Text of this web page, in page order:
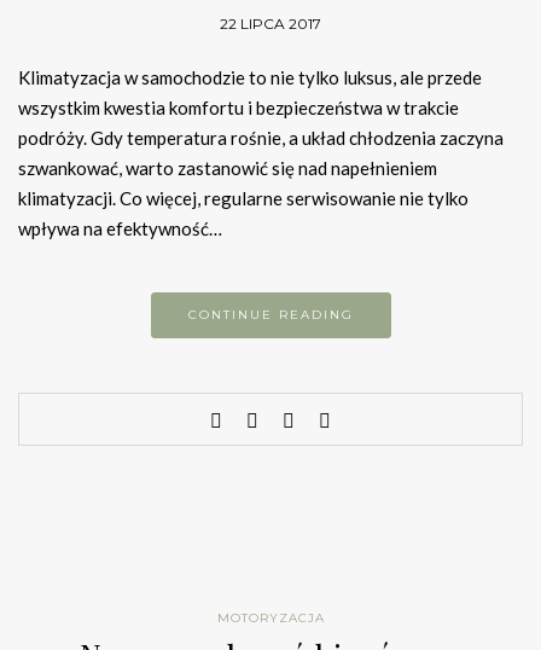
22 LIPCA 2017
Klimatyzacja w samochodzie to nie tylko luksus, ale przede
wszystkim kwestia komfortu i bezpieczeństwa w trakcie
podróży. Gdy temperatura rośnie, a układ chłodzenia zaczyna
szwankować, warto zastanowić się nad napełnieniem
klimatyzacji. Co więcej, regularne serwisowanie nie tylko
wpływa na efektywność…
CONTINUE READING
MOTORYZACJA